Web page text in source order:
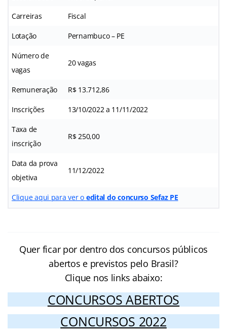
Carreiras Fiscal
Lotação Pernambuco – PE
Número de
vagas
20 vagas
Remuneração R$ 13.712,86
Inscrições 13/10/2022 a 11/11/2022
Taxa de
inscrição
R$ 250,00
Data da prova
objetiva
11/12/2022
Clique aqui para ver o edital do concurso Sefaz PE
Quer ficar por dentro dos concursos públicos
abertos e previstos pelo Brasil?
Clique nos links abaixo:
CONCURSOS ABERTOS
CONCURSOS 2022